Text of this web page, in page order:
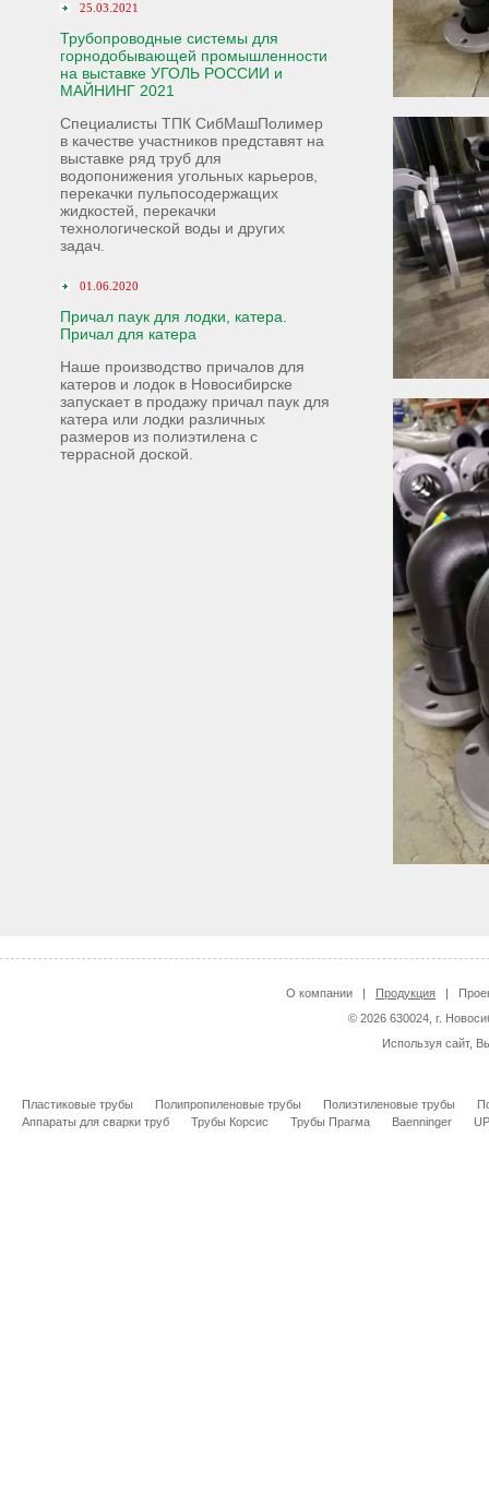
25.03.2021
Трубопроводные системы для
горнодобывающей промышленности
на выставке УГОЛЬ РОССИИ и
МАЙНИНГ 2021
Специалисты ТПК СибМашПолимер
в качестве участников представят на
выставке ряд труб для
водопонижения угольных карьеров,
перекачки пульпосодержащих
жидкостей, перекачки
технологической воды и других
задач.
01.06.2020
Причал паук для лодки, катера.
Причал для катера
Наше производство причалов для
катеров и лодок в Новосибирске
запускает в продажу причал паук для
катера или лодки различных
размеров из полиэтилена с
террасной доской.
О компании | Продукция |
© 2026 630024, г.
Используя сайт,
Пластиковые трубы Полипропиленовые трубы Полиэтиленовые трубы
Аппараты для сварки труб
Трубы Корсис Трубы Прагма Baenninger